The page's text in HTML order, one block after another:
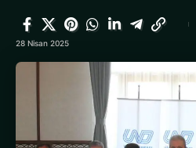
28 Nisan 2025